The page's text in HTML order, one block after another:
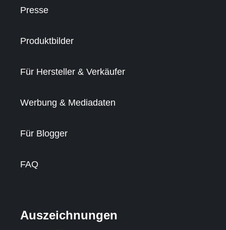
Presse
Produktbilder
Für Hersteller & Verkäufer
Werbung & Mediadaten
Für Blogger
FAQ
Auszeichnungen